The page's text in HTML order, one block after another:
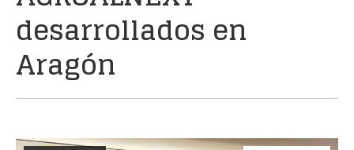
desarrollados en
Aragón